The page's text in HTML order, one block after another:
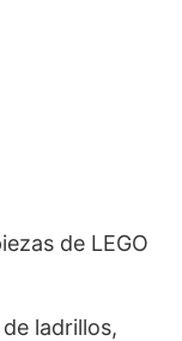
de LEGO
ladrillos,